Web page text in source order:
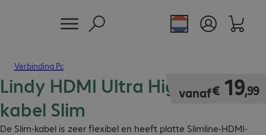
Verbinding Pc
Lindy HDMI Ultra High Speed
kabel Slim
De Slim-kabel is zeer flexibel en heeft platte Slimline-HDMI-
vanaf€ 19,99
€ 19,99